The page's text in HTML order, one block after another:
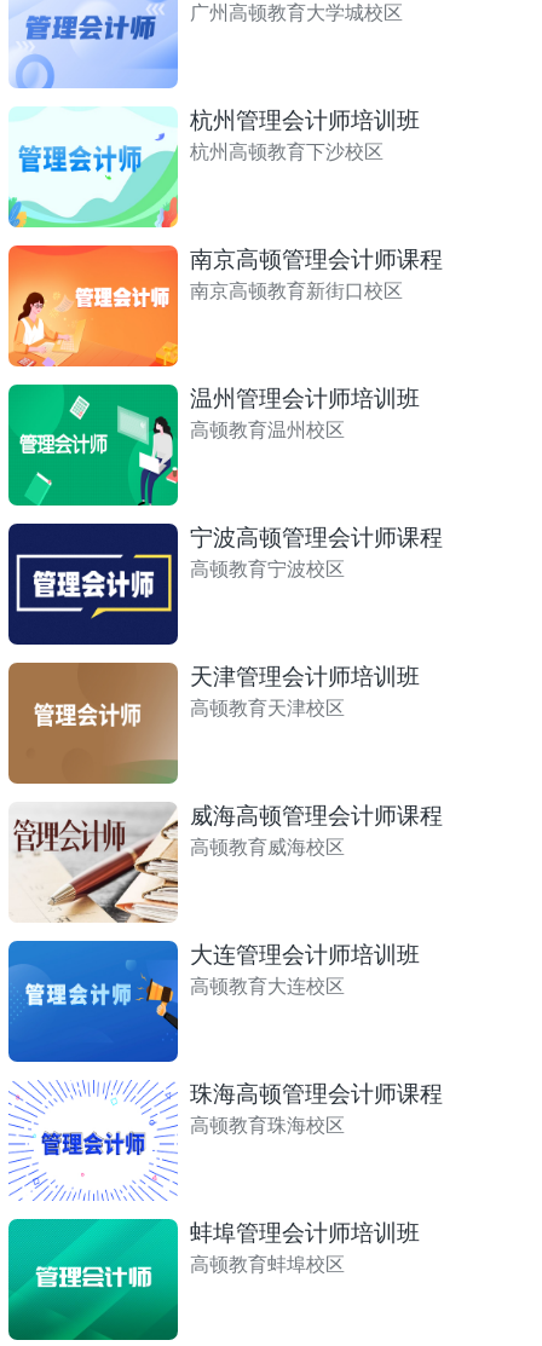
广州高顿教育大学城校区
杭州管理会计师培训班
杭州高顿教育下沙校区
南京高顿管理会计师课程
南京高顿教育新街口校区
温州管理会计师培训班
高顿教育温州校区
宁波高顿管理会计师课程
高顿教育宁波校区
天津管理会计师培训班
高顿教育天津校区
威海高顿管理会计师课程
高顿教育威海校区
大连管理会计师培训班
高顿教育大连校区
珠海高顿管理会计师课程
高顿教育珠海校区
蚌埠管理会计师培训班
高顿教育蚌埠校区